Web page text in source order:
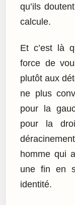
qu’ils
calcule.
Et c’est là
force de
plutôt aux
ne plus
pour la
pour la
homme qui
une fin en
identité.